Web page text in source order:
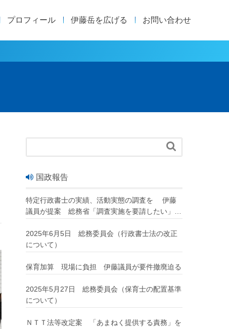
プロフィール 伊藤岳を広げる お問い合わせ

国政報告
特定行政書士の実績、活動実態の調査を 伊藤
議員が提案 総務省「調査実施を要請したい」
2025年6月5日 総務委員会（行政書士法の改正
について）
保育加算 現場に負担 伊藤議員が要件撤廃迫る
2025年5月27日 総務委員会（保育士の配置基準
について）
ＮＴＴ法等改定案 「あまねく提供する責務」を